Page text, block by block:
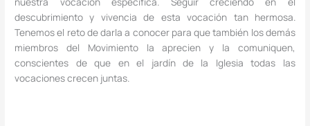
descubrimiento y vivencia de esta vocación tan hermosa.
Tenemos el reto de darla a conocer para que también los demás
miembros del Movimiento la aprecien y la comuniquen,
conscientes de que en el jardín de la Iglesia todas las
vocaciones crecen juntas.